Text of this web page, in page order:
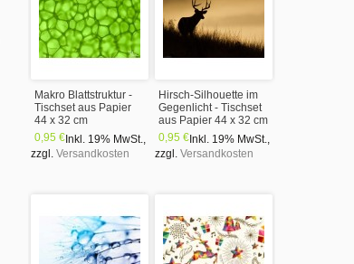
Makro Blattstruktur -
Tischset aus Papier
44 x 32 cm
0,95 € Inkl. 19% MwSt.,
zzgl. Versandkosten
Hirsch-Silhouette im
Gegenlicht - Tischset
aus Papier 44 x 32 cm
0,95 € Inkl. 19% MwSt.,
zzgl. Versandkosten